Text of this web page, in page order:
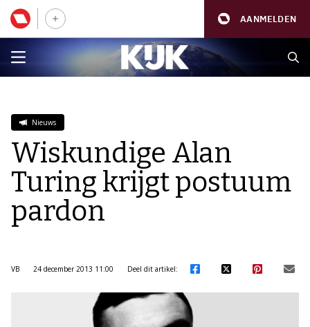
AANMELDEN
Nieuws
Wiskundige Alan
Turing krijgt postuum
pardon
VB 24 december 2013 11:00 Deel dit artikel: